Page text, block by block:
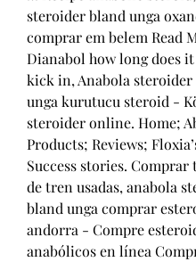
steroider bland unga
comprar em belem Read
Dianabol how long does
kick in, Anabola
unga kurutucu steroid -
steroider online. Home;
Products; Reviews;
Success stories. Comprar
de tren usadas, anabola
bland unga comprar
andorra - Compre
anabólicos en línea